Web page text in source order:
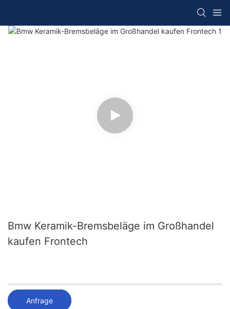
Bmw Keramik-Bremsbeläge im Großhandel
kaufen Frontech
Anfrage